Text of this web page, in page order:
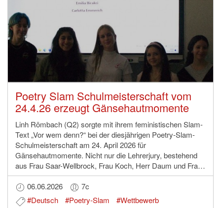
Poetry Slam Schulmeisterschaft vom
24.4.26 erzeugt Gänsehautmomente
Linh Römbach (Q2) sorgte mit ihrem feministischen Slam-
Text „Vor wem denn?“ bei der diesjährigen Poetry-Slam-
Schulmeisterschaft am 24. April 2026 für
Gänsehautmomente. Nicht nur die Lehrerjury, bestehend
aus Frau Saar-Wellbrock, Frau Koch, Herr Daum und Fra…
06.06.2026
7c
#Deutsch
#Poetry-Slam #Wettbewerb